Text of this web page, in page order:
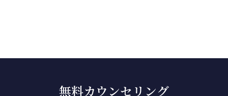
無料カウンセリング